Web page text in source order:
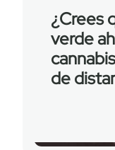
¿Crees
verde
de